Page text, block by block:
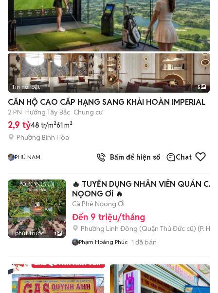
Tin nổi bật 5
CĂN HỘ CAO CẤP HẠNG SANG KHẢI HOÀN IMPERIAL
2 PN Hướng Tây Bắc Chung cư
2,9 tỷ48 tr/m²61 m²
Phường Bình Hòa
PHÚ NAM Bấm để hiện số Chat
1 phút trước 1
🔥 TUYỂN DỤNG NHÂN VIÊN QUÁN CÀ
NỌONG Ơi 🔥
Cà Phê Nọong Ơi
Đến 9 triệu/tháng
Phường Linh Đông (Quận Thủ Đức cũ) (P.
Phạm Hoàng Phúc 1 đã bán